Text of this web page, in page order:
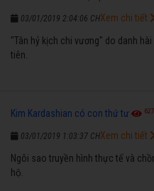
03/01/2019 2:04:06 CH
"Tân hỷ kịch chi vương" do danh
tiên.
Xem chi tiết
Kim Kardashian có con thứ tư
03/01/2019 1:03:37 CH
Ngôi sao truyền hình thực tế và
hộ.
Xem chi tiết